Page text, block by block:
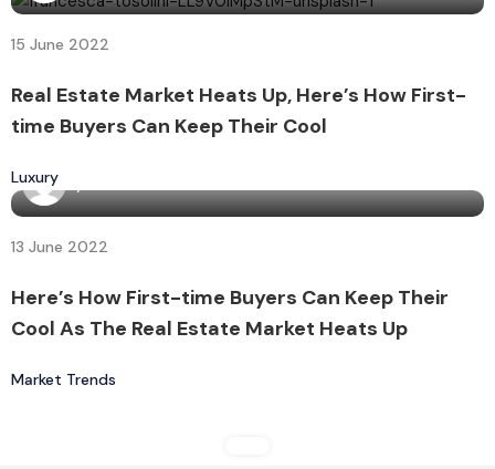
15 June 2022
Real Estate Market Heats Up, Here’s How First-
time Buyers Can Keep Their Cool
Luxury
13 June 2022
Here’s How First-time Buyers Can Keep Their
Cool As The Real Estate Market Heats Up
Market Trends